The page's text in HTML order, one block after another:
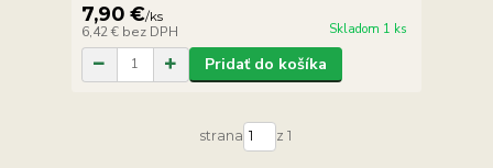
7,90 €/ks
6,42 € bez DPH Skladom 1 ks
Pridať do košíka
strana z 1